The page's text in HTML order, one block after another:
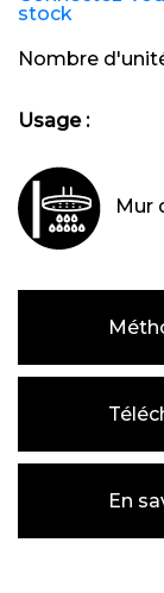
stock
Nombre
Usage :
Mur
En